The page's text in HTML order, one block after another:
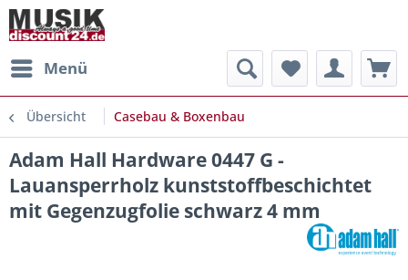
Menü
Übersicht Casebau & Boxenbau
Adam Hall Hardware 0447 G -
Lauansperrholz kunststoffbeschichtet
mit Gegenzugfolie schwarz 4 mm